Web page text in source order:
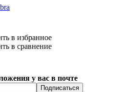
в избранное
в сравнение
у вас в почте